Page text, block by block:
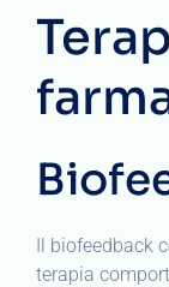
Il biofeedback
terapia